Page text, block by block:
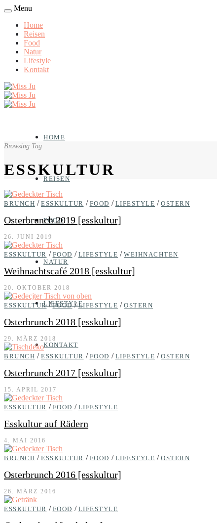
Menu
Home
Reisen
Food
Natur
Lifestyle
Kontakt
HOME
REISEN
FOOD
NATUR
LIFESTYLE
KONTAKT
Browsing Tag
ESSKULTUR
BRUNCH / ESSKULTUR / FOOD / LIFESTYLE / OSTERN
Osterbrunch 2019 [esskultur]
26. JUNI 2019
ESSKULTUR / FOOD / LIFESTYLE / WEIHNACHTEN
Weihnachtscafé 2018 [esskultur]
20. OKTOBER 2018
ESSKULTUR / FOOD / LIFESTYLE / OSTERN
Osterbrunch 2018 [esskultur]
29. MÄRZ 2018
BRUNCH / ESSKULTUR / FOOD / LIFESTYLE / OSTERN
Osterbrunch 2017 [esskultur]
15. APRIL 2017
ESSKULTUR / FOOD / LIFESTYLE
Esskultur auf Rädern
4. MAI 2016
BRUNCH / ESSKULTUR / FOOD / LIFESTYLE / OSTERN
Osterbrunch 2016 [esskultur]
26. MÄRZ 2016
ESSKULTUR / FOOD / LIFESTYLE